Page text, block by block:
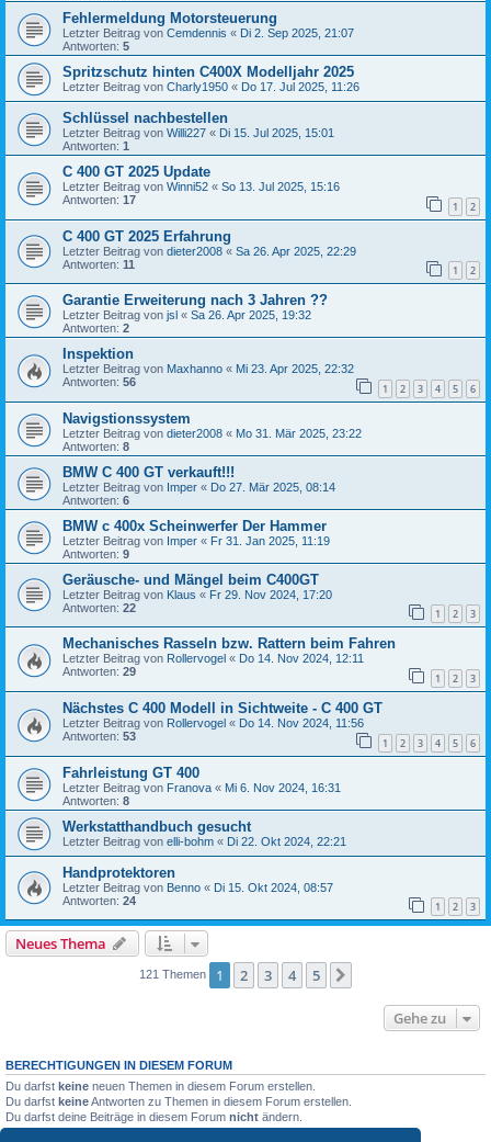
Fehlermeldung Motorsteuerung
Letzter Beitrag von Cemdennis « Di 2. Sep 2025, 21:07
Antworten: 5
Spritzschutz hinten C400X Modelljahr 2025
Letzter Beitrag von Charly1950 « Do 17. Jul 2025, 11:26
Schlüssel nachbestellen
Letzter Beitrag von Willi227 « Di 15. Jul 2025, 15:01
Antworten: 1
C 400 GT 2025 Update
Letzter Beitrag von Winni52 « So 13. Jul 2025, 15:16
Antworten: 17 1 2
C 400 GT 2025 Erfahrung
Letzter Beitrag von dieter2008 « Sa 26. Apr 2025, 22:29
Antworten: 11 1 2
Garantie Erweiterung nach 3 Jahren ??
Letzter Beitrag von jsl « Sa 26. Apr 2025, 19:32
Antworten: 2
Inspektion
Letzter Beitrag von Maxhanno « Mi 23. Apr 2025, 22:32
Antworten: 56 1 2 3 4 5 6
Navigstionssystem
Letzter Beitrag von dieter2008 « Mo 31. Mär 2025, 23:22
Antworten: 8
BMW C 400 GT verkauft!!!
Letzter Beitrag von Imper « Do 27. Mär 2025, 08:14
Antworten: 6
BMW c 400x Scheinwerfer Der Hammer
Letzter Beitrag von Imper « Fr 31. Jan 2025, 11:19
Antworten: 9
Geräusche- und Mängel beim C400GT
Letzter Beitrag von Klaus « Fr 29. Nov 2024, 17:20
Antworten: 22 1 2 3
Mechanisches Rasseln bzw. Rattern beim Fahren
Letzter Beitrag von Rollervogel « Do 14. Nov 2024, 12:11
Antworten: 29 1 2 3
Nächstes C 400 Modell in Sichtweite - C 400 GT
Letzter Beitrag von Rollervogel « Do 14. Nov 2024, 11:56
Antworten: 53 1 2 3 4 5 6
Fahrleistung GT 400
Letzter Beitrag von Franova « Mi 6. Nov 2024, 16:31
Antworten: 8
Werkstatthandbuch gesucht
Letzter Beitrag von elli-bohm « Di 22. Okt 2024, 22:21
Handprotektoren
Letzter Beitrag von Benno « Di 15. Okt 2024, 08:57
Antworten: 24 1 2 3
Neues Thema
121 Themen 1 2 3 4 5
Gehe zu
BERECHTIGUNGEN IN DIESEM FORUM
Du darfst keine neuen Themen in diesem Forum erstellen.
Du darfst keineAntworten zu Themen in diesem Forum erstellen.
Du darfst deine Beiträge in diesem Forum nicht ändern.